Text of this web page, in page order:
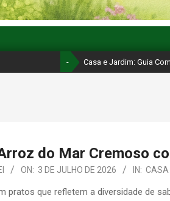
- Casa e Jardim: Guia
do Mar Cremoso
ON: 3 DE JULHO DE 2026 IN: CASA
pratos que refletem a diversidade de